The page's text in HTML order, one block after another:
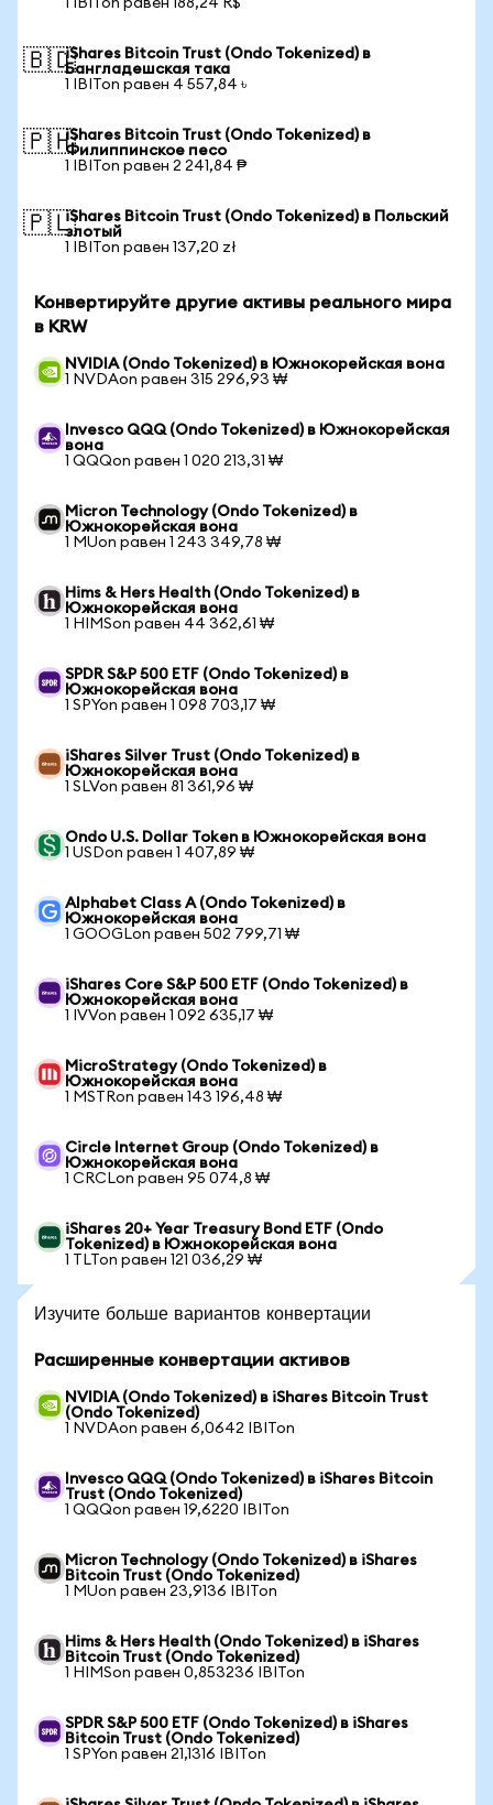
1 IBITon равен 188,24 R$
🇧🇩iShares Bitcoin Trust (Ondo Tokenized) в
Бангладешская така
1 IBITon равен 4 557,84 ৳
🇵🇭iShares Bitcoin Trust (Ondo Tokenized) в
Филиппинское песо
1 IBITon равен 2 241,84 ₱
🇵🇱iShares Bitcoin Trust (Ondo Tokenized) в Польский
злотый
1 IBITon равен 137,20 zł
Конвертируйте другие активы реального мира
в KRW
NVIDIA (Ondo Tokenized) в Южнокорейская вона
1 NVDAon равен 315 296,93 ₩
Invesco QQQ (Ondo Tokenized) в Южнокорейская
вона
1 QQQon равен 1 020 213,31 ₩
Micron Technology (Ondo Tokenized) в
Южнокорейская вона
1 MUon равен 1 243 349,78 ₩
Hims & Hers Health (Ondo Tokenized) в
Южнокорейская вона
1 HIMSon равен 44 362,61 ₩
SPDR S&P 500 ETF (Ondo Tokenized) в
Южнокорейская вона
1 SPYon равен 1 098 703,17 ₩
iShares Silver Trust (Ondo Tokenized) в
Южнокорейская вона
1 SLVon равен 81 361,96 ₩
Ondo U.S. Dollar Token в Южнокорейская вона
1 USDon равен 1 407,89 ₩
Alphabet Class A (Ondo Tokenized) в
Южнокорейская вона
1 GOOGLon равен 502 799,71 ₩
iShares Core S&P 500 ETF (Ondo Tokenized) в
Южнокорейская вона
1 IVVon равен 1 092 635,17 ₩
MicroStrategy (Ondo Tokenized) в
Южнокорейская вона
1 MSTRon равен 143 196,48 ₩
Circle Internet Group (Ondo Tokenized) в
Южнокорейская вона
1 CRCLon равен 95 074,8 ₩
iShares 20+ Year Treasury Bond ETF (Ondo
Tokenized) в Южнокорейская вона
1 TLTon равен 121 036,29 ₩
Изучите больше вариантов конвертации
Расширенные конвертации активов
NVIDIA (Ondo Tokenized) в iShares Bitcoin Trust
(Ondo Tokenized)
1 NVDAon равен 6,0642 IBITon
Invesco QQQ (Ondo Tokenized) в iShares Bitcoin
Trust (Ondo Tokenized)
1 QQQon равен 19,6220 IBITon
Micron Technology (Ondo Tokenized) в iShares
Bitcoin Trust (Ondo Tokenized)
1 MUon равен 23,9136 IBITon
Hims & Hers Health (Ondo Tokenized) в iShares
Bitcoin Trust (Ondo Tokenized)
1 HIMSon равен 0,853236 IBITon
SPDR S&P 500 ETF (Ondo Tokenized) в iShares
Bitcoin Trust (Ondo Tokenized)
1 SPYon равен 21,1316 IBITon